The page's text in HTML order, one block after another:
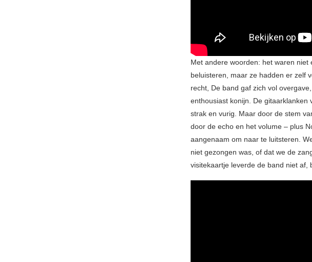
Met andere woorden: het waren
beluisteren, maar ze hadden er zelf
recht, De band gaf zich vol
enthousiast konijn. De gitaarklanken
strak en vurig. Maar door de stem
door de echo en het volume – plus
aangenaam om naar te luitsteren.
niet gezongen was, of dat we de
visitekaartje leverde de band niet af,